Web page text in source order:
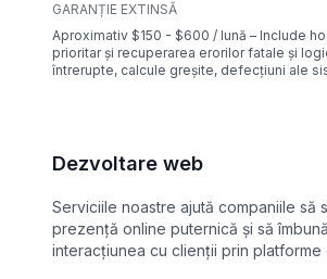
GARANȚIE EXTINSĂ
Aproximativ $150 - $600 / lună – Include
prioritar și recuperarea erorilor fatale și
întrerupte, calcule greșite, defecțiuni ale
Dezvoltare web
Serviciile noastre ajută companiile să
prezență online puternică și să
interacțiunea cu clienții prin platforme